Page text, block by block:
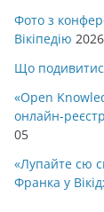
Фото з
Вікіпедію
Що
«Open
онлайн-
05
«Лупайте сю
Франка у